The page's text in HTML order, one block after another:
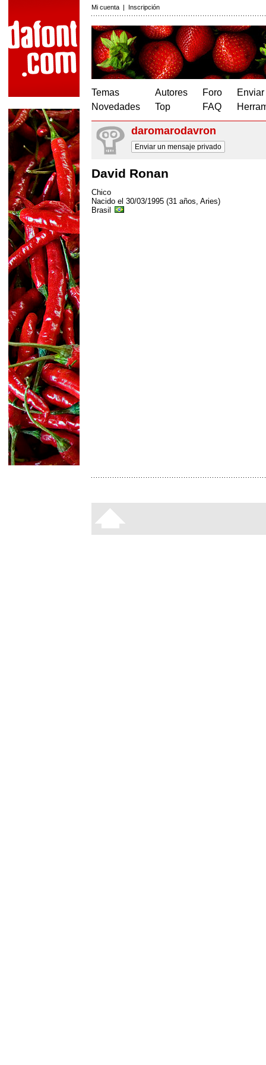
Mi cuenta | Inscripción
Temas
Novedades
Autores
Top
Foro
FAQ
daromarodavron
Enviar un mensaje privado
David Ronan
Chico
Nacido el 30/03/1995 (31 años, Aries)
Brasil